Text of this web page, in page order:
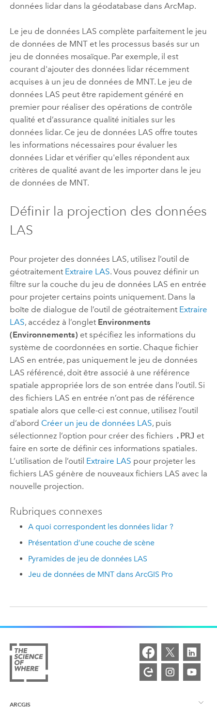
données lidar dans la géodatabase dans ArcMap.
Le jeu de données LAS complète parfaitement le jeu
de données de MNT et les processus basés sur un
jeu de données mosaïque. Par exemple, il est
courant d'ajouter des données lidar récemment
acquises à un jeu de données de MNT. Le jeu de
données LAS peut être rapidement généré en
premier pour réaliser des opérations de contrôle
qualité et d’assurance qualité initiales sur les
données lidar. Ce jeu de données LAS offre toutes
les informations nécessaires pour évaluer les
données Lidar et vérifier qu'elles répondent aux
critères de qualité avant de les importer dans le jeu
de données de MNT.
Définir la projection des données
LAS
Pour projeter des données LAS, utilisez l’outil de
géotraitement Extraire LAS. Vous pouvez définir un
filtre sur la couche du jeu de données LAS en entrée
pour projeter certains points uniquement. Dans la
boîte de dialogue de l’outil de géotraitement Extraire
LAS, accédez à l’onglet Environments
(Environnements) et spécifiez les informations du
système de coordonnées en sortie. Chaque fichier
LAS en entrée, pas uniquement le jeu de données
LAS référencé, doit être associé à une référence
spatiale appropriée lors de son entrée dans l’outil. Si
des fichiers LAS en entrée n’ont pas de référence
spatiale alors que celle-ci est connue, utilisez l’outil
d’abord Créer un jeu de données LAS, puis
sélectionnez l’option pour créer des fichiers .PRJ et
faire en sorte de définir ces informations spatiales.
L’utilisation de l’outil Extraire LAS pour projeter les
fichiers LAS génère de nouveaux fichiers LAS avec la
nouvelle projection.
Rubriques connexes
A quoi correspondent les données lidar ?
Présentation d’une couche de scène
Pyramides de jeu de données LAS
Jeu de données de MNT dans ArcGIS Pro
ARCGIS